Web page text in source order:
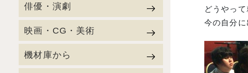
どうやっ
今の自分
俳優・演劇
映画・CG・美術
機材庫から